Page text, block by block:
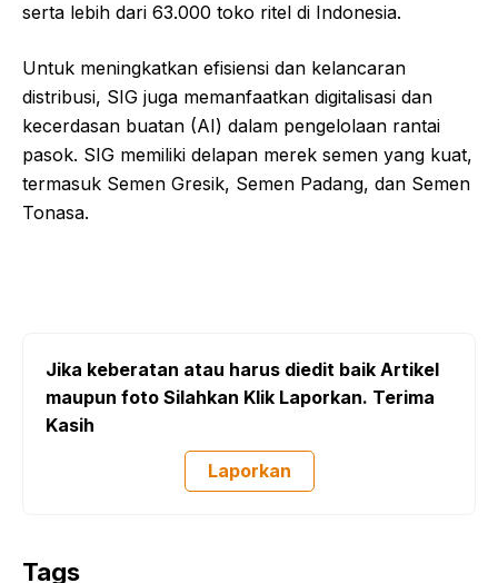
serta lebih dari 63.000 toko ritel di Indonesia.
Untuk meningkatkan efisiensi dan kelancaran
distribusi, SIG juga memanfaatkan digitalisasi dan
kecerdasan buatan (AI) dalam pengelolaan rantai
pasok. SIG memiliki delapan merek semen yang kuat,
termasuk Semen Gresik, Semen Padang, dan Semen
Tonasa.
Jika keberatan atau harus diedit baik Artikel
maupun foto Silahkan Klik Laporkan. Terima
Kasih
Laporkan
Tags